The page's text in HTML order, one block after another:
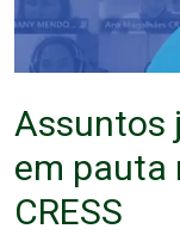
Assuntos
em pauta
CRESS